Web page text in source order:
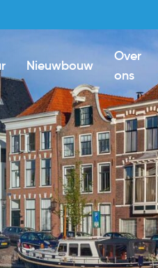
Nieuwbouw
Over
ons